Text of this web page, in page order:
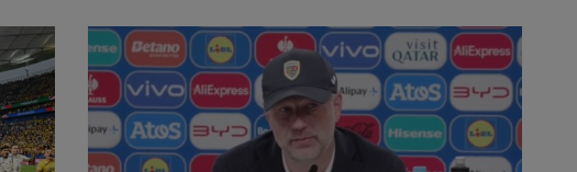
Selecționerul Iordănescu, după calificarea în optimile EURO 2024:
EURO